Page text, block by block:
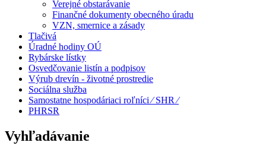
Verejné obstarávanie
Finančné dokumenty obecného úradu
VZN, smernice a zásady
Tlačivá
Úradné hodiny OÚ
Rybárske lístky
Osvedčovanie listín a podpisov
Výrub drevín - životné prostredie
Sociálna služba
Samostatne hospodáriaci roľníci ⁄ SHR ⁄
PHRSR
Vyhľadávanie